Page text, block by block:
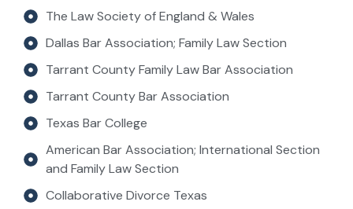
The Law Society of England & Wales
Dallas Bar Association; Family Law Section
Tarrant County Family Law Bar Association
Tarrant County Bar Association
Texas Bar College
American Bar Association; International Section
and Family Law Section
Collaborative Divorce Texas